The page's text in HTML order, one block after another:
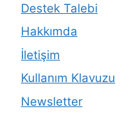
Destek Talebi
Hakkımda
İletişim
Kullanım Klavuzu
Newsletter